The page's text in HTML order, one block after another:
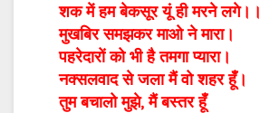
शक में हम बेकसूर यूं ही मरने लगे।।
मुखबिर समझकर माओ ने मारा।
पहरेदारों को भी है तमगा प्यारा।
नक्सलवाद से जला मैं वो शहर हूँ।
तुम बचालो मुझे, मैं बस्तर हूँ